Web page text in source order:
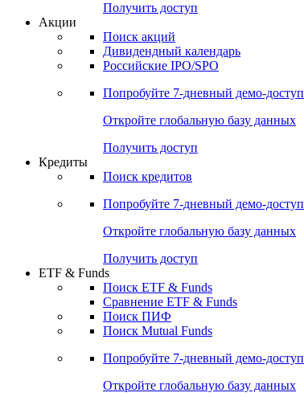
Получить доступ
Акции
Поиск акций
Дивидендный календарь
Российские IPO/SPO
Попробуйте 7-дневный демо-доступ
Откройте глобальную базу данных
Получить доступ
Кредиты
Поиск кредитов
Попробуйте 7-дневный демо-доступ
Откройте глобальную базу данных
Получить доступ
ETF & Funds
Поиск ETF & Funds
Сравнение ETF & Funds
Поиск ПИФ
Поиск Mutual Funds
Попробуйте 7-дневный демо-доступ
Откройте глобальную базу данных